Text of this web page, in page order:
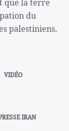
que la terre
du
palestiniens.
VIDÉO
IRAN